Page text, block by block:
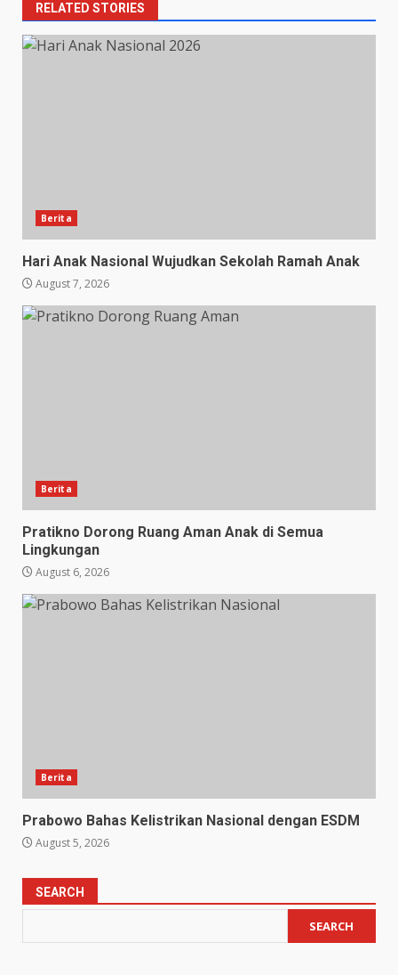
RELATED STORIES
Berita
Hari Anak Nasional Wujudkan Sekolah Ramah Anak
August 7, 2026
Berita
Pratikno Dorong Ruang Aman Anak di Semua
Lingkungan
August 6, 2026
Berita
Prabowo Bahas Kelistrikan Nasional dengan ESDM
August 5, 2026
SEARCH
SEARCH